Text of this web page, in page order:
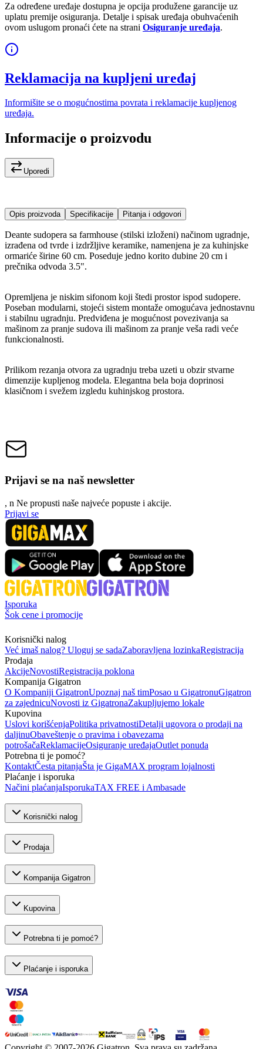
Za određene uređaje dostupna je opcija produžene garancije uz
uplatu premije osiguranja. Detalje i spisak uređaja obuhvaćenih
ovom uslugom pronaći ćete na strani Osiguranje uređaja.
Reklamacija na kupljeni uređaj
Informišite se o mogućnostima povrata i reklamacije kupljenog
uređaja.
Informacije o proizvodu
Uporedi
Opis proizvoda Specifikacije Pitanja i odgovori
Deante sudopera sa farmhouse (stilski izloženi) načinom ugradnje,
izrađena od tvrde i izdržljive keramike, namenjena je za kuhinjske
ormariće širine 60 cm. Poseduje jedno korito dubine 20 cm i
prečnika odvoda 3.5".
Opremljena je niskim sifonom koji štedi prostor ispod sudopere.
Poseban modularni, stojeći sistem montaže omogućava jednostavnu
i stabilnu ugradnju. Predviđena je mogućnost povezivanja sa
mašinom za pranje sudova ili mašinom za pranje veša radi veće
funkcionalnosti.
Prilikom rezanja otvora za ugradnju treba uzeti u obzir stvarne
dimenzije kupljenog modela. Elegantna bela boja doprinosi
klasičnom i svežem izgledu kuhinjskog prostora.
Prijavi se na naš newsletter
, n Ne propusti naše najveće popuste i akcije.
Prijavi se
Isporuka
Šok cene i promocije
Korisnički nalog
Već imaš nalog? Uloguj se sadaZaboravljena lozinkaRegistracija
Prodaja
AkcijeNovostiRegistracija poklona
Kompanija Gigatron
O Kompaniji GigatronUpoznaj naš timPosao u GigatronuGigatron
za zajednicuNovosti iz GigatronaZakupljujemo lokale
Kupovina
Uslovi korišćenjaPolitika privatnostiDetalji ugovora o prodaji na
daljinuObaveštenje o pravima i obavezama
potrošačaReklamacijeOsiguranje uređajaOutlet ponuda
Potrebna ti je pomoć?
KontaktČesta pitanjaŠta je GigaMAX program lojalnosti
Plaćanje i isporuka
Načini plaćanjaIsporukaTAX FREE i Ambasade
Korisnički nalog
Prodaja
Kompanija Gigatron
Kupovina
Potrebna ti je pomoć?
Plaćanje i isporuka